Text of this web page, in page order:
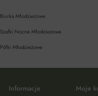
Biurka Młodzieżowe
Szafki Nocne Młodzieżowe
Półki Młodzieżowe
Informacje Moje